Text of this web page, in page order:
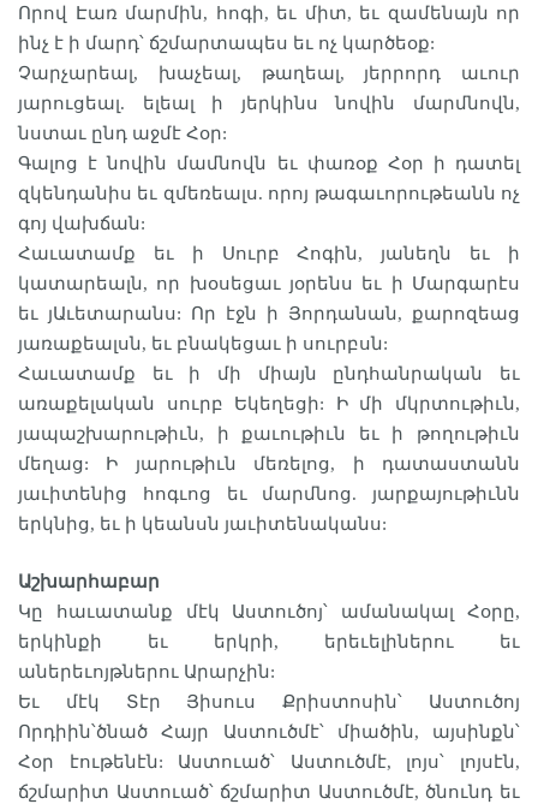
Որով Էառ մարմին, հոգի, եւ միտ, եւ զամենայն որ
ինչ է ի մարդ՝ ճշմարտապես եւ ոչ կարծեօք:
Չարչարեալ, խաչեալ, թաղեալ, յերրորդ աւուր
յարուցեալ. ելեալ ի յերկինս նովին մարմնովն,
նստաւ ընդ աջմէ Հօր:
Գալոց է նովին մամնովն եւ փառօք Հօր ի դատել
զկենդանիս եւ զմեռեալս. որոյ թագաւորութեանն ոչ
գոյ վախճան:
Հաւատամք եւ ի Սուրբ Հոգին, յանեղն եւ ի
կատարեալն, որ խօսեցաւ յօրենս եւ ի Մարգարէս
եւ յԱւետարանս: Որ էջն ի Յորդանան, քարոզեաց
յառաքեալսն, եւ բնակեցաւ ի սուրբսն:
Հաւատամք եւ ի մի միայն ընդհանրական եւ
առաքելական սուրբ Եկեղեցի: Ի մի մկրտութիւն,
յապաշխարութիւն, ի քաւութիւն եւ ի թողութիւն
մեղաց: Ի յարութիւն մեռելոց, ի դատաստանն
յաւիտենից հոգւոց եւ մարմնոց. յարքայութիւնն
երկնից, եւ ի կեանսն յաւիտենականս:
Աշխարհաբար
Կը հաւատանք մէկ Աստուծոյ՝ ամանակալ Հօրը,
երկինքի եւ երկրի, երեւելիներու եւ
աներեւոյթներու Արարչին:
Եւ մէկ Տէր Յիսուս Քրիստոսին՝ Աստուծոյ
Որդիին՝ծնած Հայր Աստուծմէ՝ միածին, այսինքն՝
Հօր էութենէն: Աստուած՝ Աստուծմէ, լոյս՝ լոյսէն,
ճշմարիտ Աստուած՝ ճշմարիտ Աստուծմէ, ծնունդ եւ